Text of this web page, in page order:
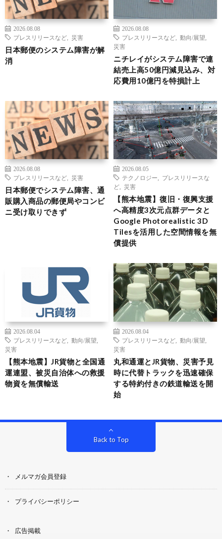
2026.08.08
プレスリリースなど
災害
日本郵便のシステム障害が解
消
2026.08.08
プレスリリースなど
動向/展望
災害
ニチレイがシステム障害で連
結売上高50億円減見込み、対
応費用10億円を特損計上
2026.08.08
プレスリリースなど
災害
日本郵便でシステム障害、通
販購入商品の郵便局やコンビ
ニ受け取りできず
2026.08.05
テクノロジー
プレスリリースな
ど
災害
【熊本地震】復旧・復興支援
へ高精度3次元点群データと
Google Photorealistic 3D
Tilesを活用した空間情報を無
償提供
2026.08.04
プレスリリースなど
動向/展望
災害
【熊本地震】JR貨物と全国通
運連盟、被災自治体への救援
物資を無償輸送
2026.08.04
プレスリリースなど
動向/展望
災害
丸和通運とJR貨物、災害予見
時に代替トラックを迅速確保
する特約付きの鉄道輸送を開
始
Back to Top
メルマガ会員登録
プライバシーポリシー
広告掲載